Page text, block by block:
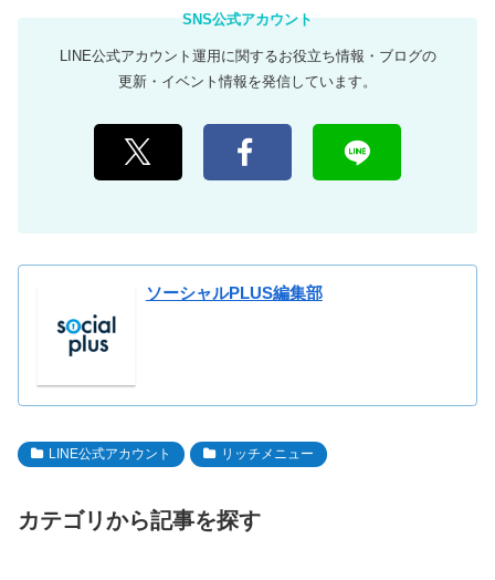
LINE公式アカウント運用に関するお役立ち情報・ブログの
更新・イベント情報を発信しています。
ソーシャルPLUS編集部
LINE公式アカウント リッチメニュー
カテゴリから記事を探す